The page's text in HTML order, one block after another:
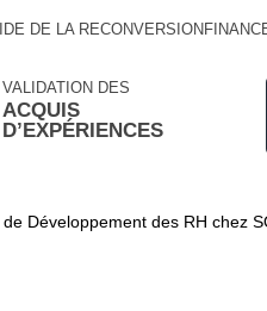
VALIDATION DES
ACQUIS
D’EXPÉRIENCES
DE LA RECONVERSION
Développement des RH chez